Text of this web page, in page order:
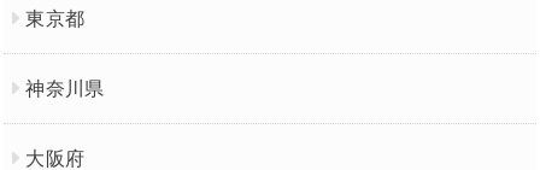
東京都
神奈川県
大阪府